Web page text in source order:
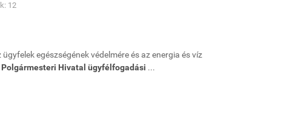
12
egészségének védelmére és az energia és víz
Hivatal ügyfélfogadási ...